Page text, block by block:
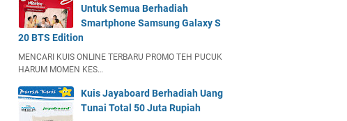
Untuk Semua Berhadiah
Smartphone Samsung Galaxy S
20 BTS Edition
MENCARI KUIS ONLINE TERBARU PROMO TEH PUCUK
HARUM MOMEN KES…
Kuis Jayaboard Berhadiah Uang
Tunai Total 50 Juta Rupiah